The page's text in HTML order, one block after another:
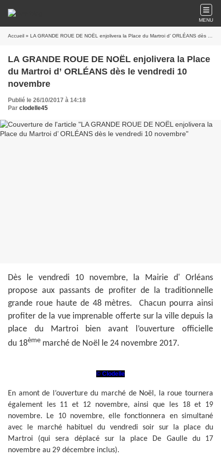
MENU
Accueil » LA GRANDE ROUE DE NOËL enjolivera la Place du Martroi d’ ORLÉANS dès le vendredi 10 novembre
LA GRANDE ROUE DE NOËL enjolivera la Place
du Martroi d’ ORLÉANS dès le vendredi 10
novembre
Publié le 26/10/2017 à 14:18
Par clodelle45
Dès le vendredi 10 novembre, la Mairie d' Orléans
propose aux passants de profiter de la traditionnelle
grande roue haute de 48 mètres. Chacun pourra ainsi
profiter de la vue imprenable offerte sur la ville depuis la
place du Martroi bien avant l’ouverture officielle
du 18ème marché de Noël le 24 novembre 2017.
© Clodelle
En amont de l’ouverture du marché de Noël, la roue tournera
également les 11 et 12 novembre, ainsi que les 18 et 19
novembre. Le 10 novembre, elle fonctionnera en simultané
avec le marché habituel du vendredi soir sur la place du
Martroi (qui sera déplacé sur la place De Gaulle du 17
novembre au 29 décembre inclus).